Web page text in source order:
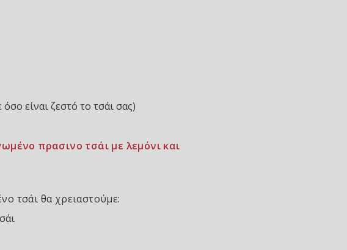
είναι ζεστό το τσάι σας)
πρασινο τσάι με λεμόνι και
τσάι θα χρειαστούμε: